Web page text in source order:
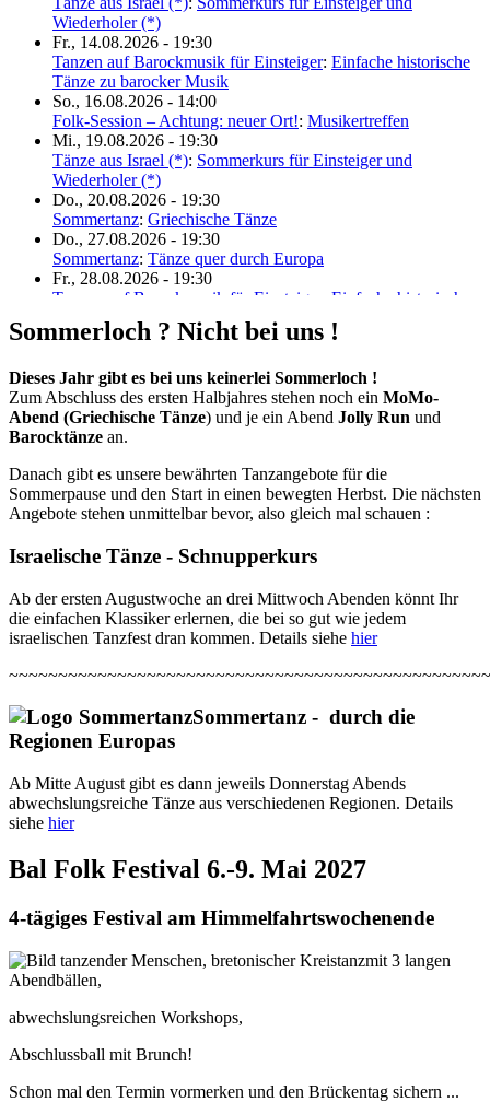
7. Erlanger Bal Folk Festival 2027
Wiederholer (*)
Fr., 14.08.2026 - 19:30
Tanzen auf Barockmusik für Einsteiger: Einfache historische
Tänze zu barocker Musik
So., 16.08.2026 - 14:00
Folk-Session – Achtung: neuer Ort!: Musikertreffen
Mi., 19.08.2026 - 19:30
Tänze aus Israel (*): Sommerkurs für Einsteiger und
Wiederholer (*)
Do., 20.08.2026 - 19:30
Sommertanz: Griechische Tänze
Do., 27.08.2026 - 19:30
Sommertanz: Tänze quer durch Europa
Fr., 28.08.2026 - 19:30
Tanzen auf Barockmusik für Einsteiger
Einfache historische
Tänze zu barocker Musik
Do., 03.09.2026 - 19:30
Di., 08.09.2026 - 19:30
IFO:American Line Dance
Do., 10.09.2026 - 19:30
Sommertanz
Tanzen auf Barockmusik für Einsteiger:Einfache historische
Tänze zu barocker Musik
Mo., 14.09.2026 - 19:30
Di., 15.09.2026 - 19:30
American Line Dance
Mi., 16.09.2026 - 20:00
Tänze aus Israel für Fortgeschrittene:Fortlaufender Kurs (**)
- Feb. bis Juli 2026
Vom Mittelalter in die Renaissance mit Bernd Rzepka
Folk-Session – Achtung: neuer Ort!: Musikertreffen
Mi., 23.09.2026 - 20:00
Tänze aus Israel für Fortgeschrittene
Do., 24.09.2026 - 19:00
ER-Folk:American Line Dance
Sa., 26.09.2026 - 16:30
Sommerloch ? Nicht bei uns !
Dieses Jahr gibt es bei uns keinerlei Sommerloch !
Zum Abschluss des ersten Halbjahres stehen noch ein MoMo-
Abend (Griechische Tänze) und je ein Abend Jolly Run und
Barocktänze an.
Danach gibt es unsere bewährten Tanzangebote für die
Sommerpause und den Start in einen bewegten Herbst. Die nächsten
Angebote stehen unmittelbar bevor, also gleich mal schauen :
Israelische Tänze - Schnupperkurs
Ab der ersten Augustwoche an drei Mittwoch Abenden könnt Ihr
die einfachen Klassiker erlernen, die bei so gut wie jedem
israelischen Tanzfest dran kommen. Details siehe hier
Sommertanz - durch die
Regionen Europas
Ab Mitte August gibt es dann jeweils Donnerstag Abends
abwechslungsreiche Tänze aus verschiedenen Regionen. Details
siehe hier
Bal Folk Festival 6.-9. Mai 2027
4-tägiges Festival am Himmelfahrtswochenende
mit 3 langen
Abendbällen,
abwechslungsreichen Workshops,
Abschlussball mit Brunch!
Schon mal den Termin vormerken und den Brückentag sichern ...